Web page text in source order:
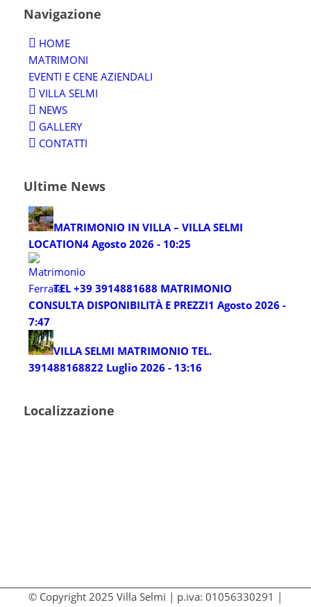
Navigazione
HOME
MATRIMONI
EVENTI E CENE AZIENDALI
VILLA SELMI
NEWS
GALLERY
CONTATTI
Ultime News
MATRIMONIO IN VILLA – VILLA SELMI
LOCATION4 Agosto 2026 - 10:25
TEL +39 3914881688 MATRIMONIO
CONSULTA DISPONIBILITÀ E PREZZI1 Agosto 2026 -
7:47
VILLA SELMI MATRIMONIO TEL.
391488168822 Luglio 2026 - 13:16
Localizzazione
© Copyright 2025 Villa Selmi | p.iva: 01056330291 |